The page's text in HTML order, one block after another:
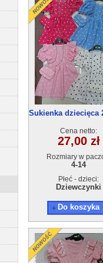
Sukienka dziecięca
Cena netto:
27,00 zł
Rozmiary w
4-14
Płeć - dzieci:
Dziewczynki
Do koszyka